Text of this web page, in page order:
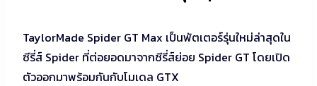
TaylorMade Spider GT Max เป็นพัตเตอร์รุ่นใหม่ล่าสุดใน
ซีรี่ส์ Spider ที่ต่อยอดมาจากซีรี่ส์ย่อย Spider GT โดยเปิด
ตัวออกมาพร้อมกันกับโมเดล GTX